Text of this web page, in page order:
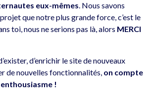
eux-mêmes. Nous savons
que notre plus grande force, c’est le
toi, nous ne serions pas là, alors MERCI
d’enrichir le site de nouveaux
de nouvelles fonctionnalités, on compte
!